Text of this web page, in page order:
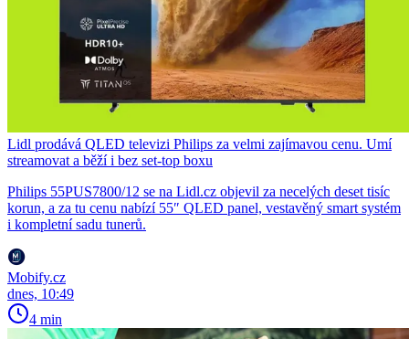
Lidl prodává QLED televizi Philips za velmi zajímavou cenu. Umí
streamovat a běží i bez set-top boxu
Philips 55PUS7800/12 se na Lidl.cz objevil za necelých deset tisíc
korun, a za tu cenu nabízí 55″ QLED panel, vestavěný smart systém
i kompletní sadu tunerů.
Mobify.cz
dnes, 10:49
4 min